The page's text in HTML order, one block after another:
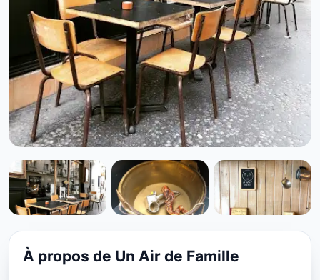
FRANÇAIS
Un Air de Famille à Paris
★ 4.1/5
À propos de Un Air de Famille